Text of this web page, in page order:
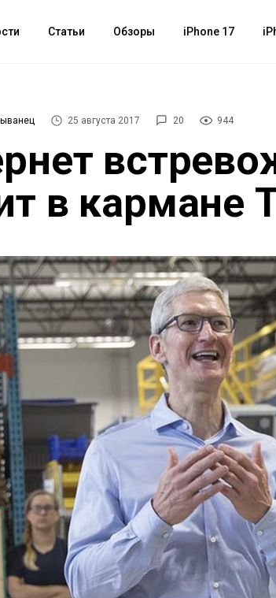
Статьи Обзоры iPhone 17
25 августа 2017 20 944
в кармане